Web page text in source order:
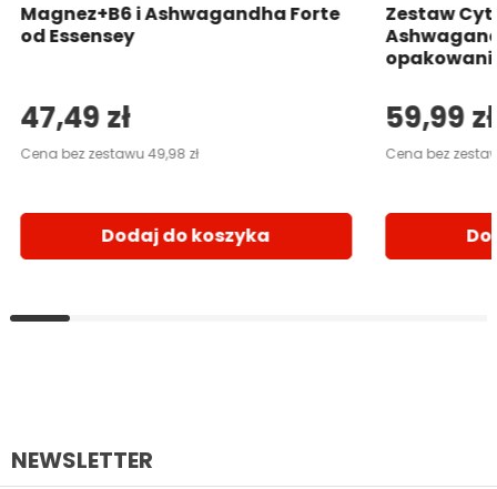
Magnez+B6 i Ashwagandha Forte
od Essensey
47,49 zł
Cena bez zestawu 49,98 zł
Dodaj do koszyka
Zestaw
59,99 zł
Cena bez
NEWSLETTER